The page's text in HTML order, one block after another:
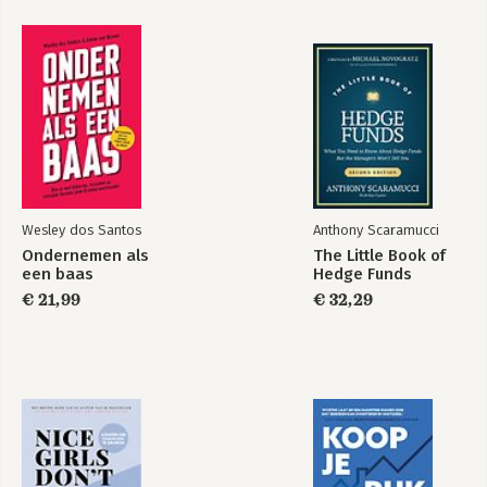
Waarom investeren mensen (en bedrijven) in crypto? 75
Is crypto een zeepbel of een piramidesysteem? 79
Hoe wordt crypto gereguleerd? 81
DEEL 2 Wat zijn cryptomunten? 87
Wat is blockchaintechnologie? 89
Welke voordelen (en nadelen) hebben blockchainnetwerken?
Wat is mining? 98
Zijn cryptomunten slecht voor het milieu? 102
Wat is staking? 105
Wat hebben cryptomunten met blockchain te maken? 106
Wat is een blockchain fork? 112
Wat zijn datacoins? 129
Wat zijn exchangetokens? 131
Wat zijn decentralised exchanges? 134
Wat is Decentralised Finance (DeFi)? 137
Wat zijn stablecoins? 141
Wesley dos Santos
Ondernemen als
een baas
€ 21,99
Anthony Scaramucci
The Little Book of
Hedge Funds
€ 32,29